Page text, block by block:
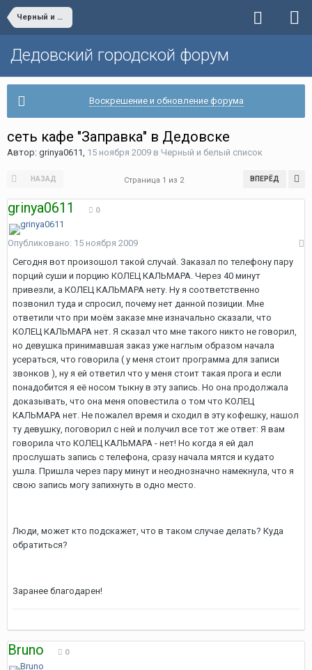
Черный и белый список
Дедовский городской форум
Воскрешение и обновление форума
сеть кафе "Заправка" в Дедовске
Автор: grinya0611, 15 ноября 2009 в Черный и белый список
НАЗАД ВПЕРЁД
Страница 1 из 2
grinya0611 0
Опубликовано: 15 ноября 2009
Сегодня вот произошол такой случай. Заказал по телефону пару
порций суши и порцию КОЛЕЦ КАЛЬМАРА. Через 40 минут
привезли, а КОЛЕЦ КАЛЬМАРА нету. Ну я соответственно
позвонил туда и спросил, почему нет данной позиции. Мне
ответили что при моём заказе мне изначально сказали, что
КОЛЕЦ КАЛЬМАРА нет. Я сказал что мне такого никто не говорил,
но девушка принимавшая заказ уже наглым образом начала
усераться, что говорила ( у меня стоит программа для записи
звонков ), ну я ей ответил что у меня стоит такая прога и если
понадобится я её носом тыкну в эту запись. Но она продолжала
доказывать, что она меня оповестила о том что КОЛЕЦ
КАЛЬМАРА нет. Не пожалел время и сходил в эту кофешку, нашол
ту девушку, поговорил с ней и получил все тот же ответ: Я вам
говорила что КОЛЕЦ КАЛЬМАРА - нет! Но когда я ей дал
прослушать запись с телефона, сразу начала мятся и кудато
ушла. Пришла через пару минут и неоднозначно намекнула, что я
свою запись могу запихнуть в одно место.
Люди, может кто подскажет, что в таком случае делать? Куда
обратиться?
Заранее благодарен!
Bruno 0